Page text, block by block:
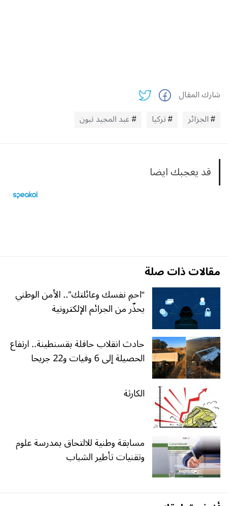
شارك المقال
الجزائر
تركيا عبد المجيد تبون
قد يعجبك ايضا
مقالات ذات صلة
“احمِ نفسك وعائلتك”.. الأمن الوطني
يحذّر من الجرائم الإلكترونية
حادث انقلاب حافلة بقسنطينة.. ارتفاع
الحصيلة إلى 6 وفيات و22 جريحا
الكارثة
مسابقة وطنية للالتحاق بمدرسة علوم
وتقنيات تأطير الشباب